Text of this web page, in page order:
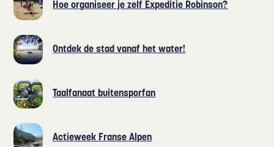
Hoe organiseer je zelf Expeditie Robinson?
Ontdek de stad vanaf het water!
Taalfanaat buitensporfan
Actieweek Franse Alpen